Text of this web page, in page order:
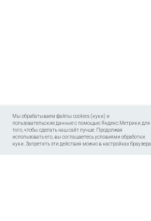
Мы обрабатываем файлы cookies (куки) и
пользовательские данные с помощью Яндекс.Метрики для
того, чтобы сделать наш сайт лучше. Продолжая
использовать его, вы соглашаетесь условиями обработки
куки. Запретить эти действия можно в настройках браузера.